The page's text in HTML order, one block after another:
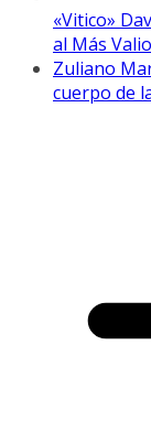
«Vitico»
al Más
Zuliano
cuerpo de